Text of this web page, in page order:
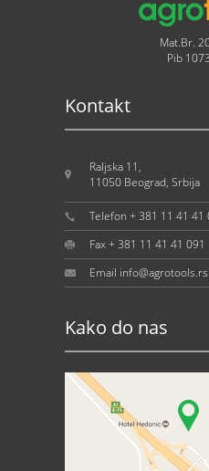
Mat.Br.
Pib
Kontakt
Raljska 11,
11050 Beograd, Srbija
Telefon + 381 11 41 41
Fax + 381 11 41 41 091
Email info@agrotools.rs
Kako do nas